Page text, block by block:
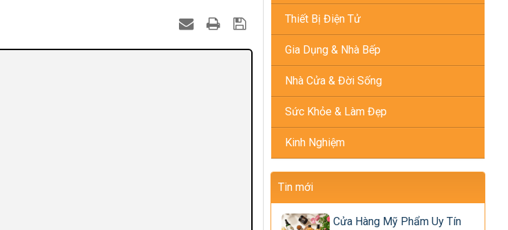
Thiết Bị Điện Tử
Gia Dụng & Nhà Bếp
Nhà Cửa & Đời Sống
Sức Khỏe & Làm Đẹp
Kinh Nghiệm
Tin mới
Cửa Hàng Mỹ Phẩm Uy Tín